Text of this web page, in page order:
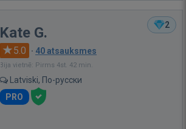
2
Kate G.
5.0 · 40 atsauksmes
Bija vietnē: Pirms 4st. 42 min.
Latviski, По-русски
PRO